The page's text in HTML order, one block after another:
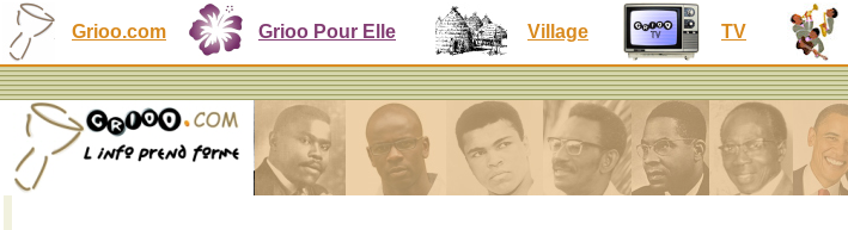
Grioo.com Grioo Pour Elle Village TV